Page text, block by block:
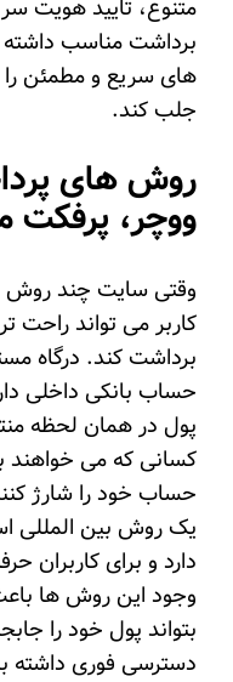
متنوع، تایید هویت
برداشت مناسب داشته
های سریع و مطمئن را
جلب کند.
روش های
ووچر، پرفکت
وقتی سایت چند روش
کاربر می تواند راحت
برداشت کند. درگاه
حساب بانکی داخلی
پول در همان لحظه
کسانی که می خواهند
حساب خود را شارژ
یک روش بین المللی
دارد و برای کاربران
وجود این روش ها
بتواند پول خود را
دسترسی فوری داشته